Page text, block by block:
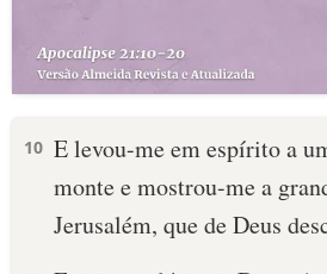
10 E levou-me em espírito a
monte e mostrou-me a
Jerusalém, que de Deus